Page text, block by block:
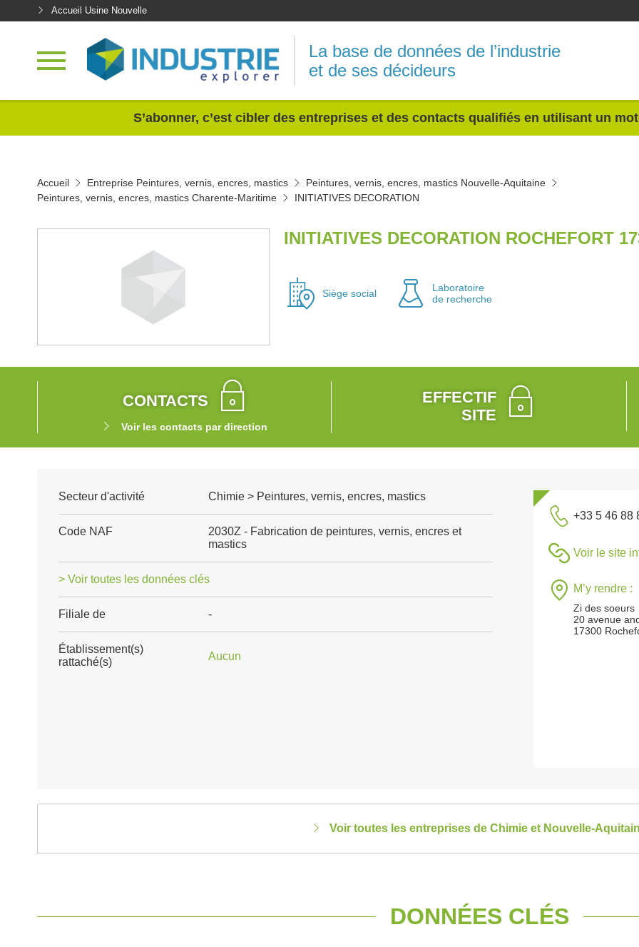
Accueil Usine Nouvelle
La base de données de l’industrie
et de ses décideurs
S’abonner, c’est cibler des entreprises et des contacts qualifiés en utilisant un
Accueil Entreprise Peintures, vernis, encres, mastics
Peintures, vernis, encres, mastics Nouvelle-Aquitaine
Peintures, vernis, encres, mastics Charente-Maritime
INITIATIVES DECORATION
INITIATIVES DECORATION ROCHEFORT
Siège social
Laboratoire
de recherche
CONTACTS
Voir les contacts par direction
EFFECTIF
SITE
Secteur d'activité Chimie > Peintures, vernis, encres, mastics
Code NAF
2030Z - Fabrication de peintures, vernis, encres et
mastics
> Voir toutes les données clés
Filiale de -
Établissement(s)
rattaché(s)
Aucun
+33 5 46 88
Voir le site
M’y rendre :
Zi des soeurs
20 avenue
17300
Voir toutes les entreprises de Chimie et Nouvelle-
DONNÉES CLÉS